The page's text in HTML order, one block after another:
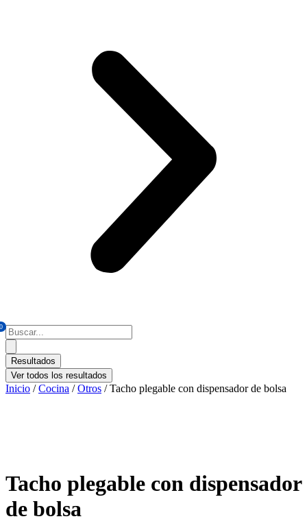
0 Search
...
Resultados
Ver todos los resultados
Inicio /Cocina /Otros / Tacho plegable con dispensador de bolsa
Tacho plegable con dispensador
de bolsa